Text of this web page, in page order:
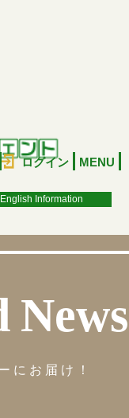
ログイン MENU
Information
News
にお届け！